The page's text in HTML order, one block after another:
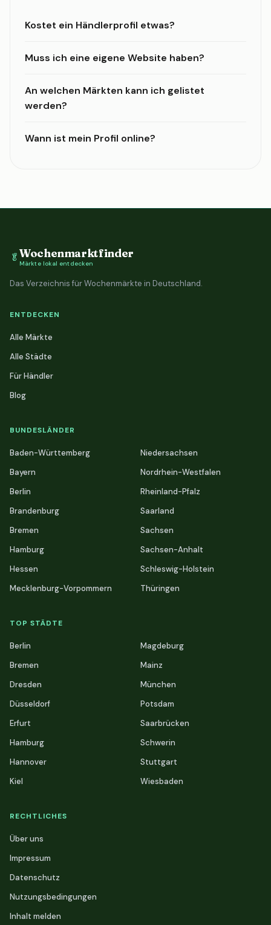
Kostet ein Händlerprofil etwas?
Muss ich eine eigene Website haben?
An welchen Märkten kann ich gelistet
werden?
Wann ist mein Profil online?
🥬Wochenmarktfinder
Märkte lokal entdecken
Das Verzeichnis für Wochenmärkte in Deutschland.
ENTDECKEN
Alle Märkte
Alle Städte
Für Händler
Blog
BUNDESLÄNDER
Baden-Württemberg
Bayern
Berlin
Brandenburg
Bremen
Hamburg
Hessen
Mecklenburg-Vorpommern
Niedersachsen
Nordrhein-Westfalen
Rheinland-Pfalz
Saarland
Sachsen
Sachsen-Anhalt
Schleswig-Holstein
Thüringen
TOP STÄDTE
Berlin
Bremen
Dresden
Düsseldorf
Erfurt
Hamburg
Hannover
Kiel
Magdeburg
Mainz
München
Potsdam
Saarbrücken
Schwerin
Stuttgart
Wiesbaden
RECHTLICHES
Über uns
Impressum
Datenschutz
Nutzungsbedingungen
Inhalt melden